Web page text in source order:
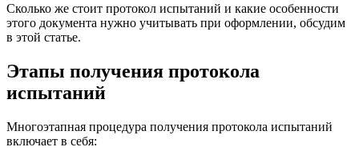
Сколько же стоит протокол испытаний и какие особенности
этого документа нужно учитывать при оформлении, обсудим
в этой статье.
Этапы получения протокола
испытаний
Многоэтапная процедура получения протокола испытаний
включает в себя: